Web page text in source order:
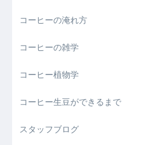
コーヒーの淹れ方
コーヒーの雑学
コーヒー植物学
コーヒー生豆ができるまで
スタッフブログ